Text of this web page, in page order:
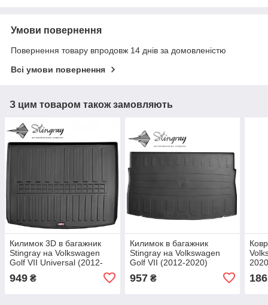
Умови повернення
Повернення товару впродовж 14 днів за домовленістю
Всі умови повернення
З цим товаром також замовляють
Килимок 3D в багажник
Stingray на Volkswagen
Golf VII Universal (2012-
949 ₴
Килимок в багажник
Stingray на Volkswagen
Golf VII (2012-2020)
957₴ 186